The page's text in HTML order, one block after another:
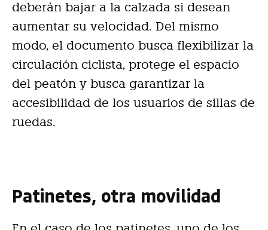
deberán bajar a la calzada si desean
aumentar su velocidad. Del mismo
modo, el documento busca flexibilizar la
circulación ciclista, protege el espacio
del peatón y busca garantizar la
accesibilidad de los usuarios de sillas de
ruedas.
Patinetes, otra movilidad